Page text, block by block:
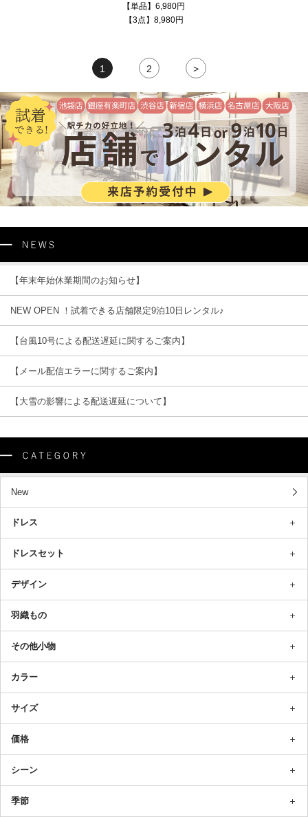
【単品】6,980円
【3点】8,980円
1 2 >
【年末年始休業期間のお知らせ】
NEW OPEN ！試着できる店舗限定9泊10日レンタル♪
【台風10号による配送遅延に関するご案内】
【メール配信エラーに関するご案内】
【大雪の影響による配送遅延について】
New
ドレス
ドレスセット
デザイン
羽織もの
その他小物
カラー
サイズ
価格
シーン
季節